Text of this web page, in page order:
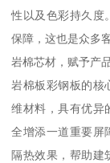
性以及色彩持久度
保障，这也是众多
岩棉芯材，赋予产
岩棉板彩钢板的核
维材料，具有优异
全增添一道重要屏
隔热效果，帮助建